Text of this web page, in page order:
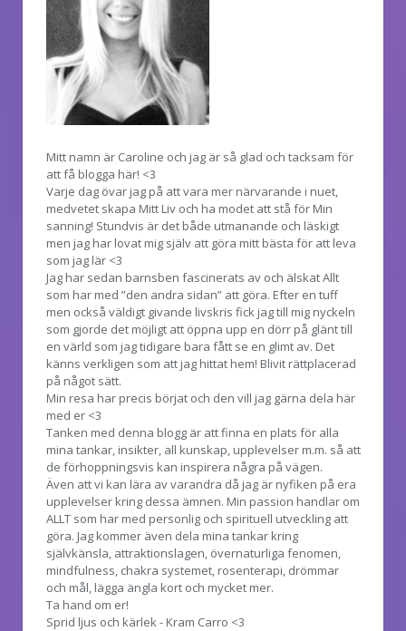
Mitt namn är Caroline och jag är så glad och tacksam för
att få blogga här! <3
Varje dag övar jag på att vara mer närvarande i nuet,
medvetet skapa Mitt Liv och ha modet att stå för Min
sanning! Stundvis är det både utmanande och läskigt
men jag har lovat mig själv att göra mitt bästa för att leva
som jag lär <3
Jag har sedan barnsben fascinerats av och älskat Allt
som har med ”den andra sidan” att göra. Efter en tuff
men också väldigt givande livskris fick jag till mig nyckeln
som gjorde det möjligt att öppna upp en dörr på glänt till
en värld som jag tidigare bara fått se en glimt av. Det
känns verkligen som att jag hittat hem! Blivit rättplacerad
på något sätt.
Min resa har precis börjat och den vill jag gärna dela här
med er <3
Tanken med denna blogg är att finna en plats för alla
mina tankar, insikter, all kunskap, upplevelser m.m. så att
de förhoppningsvis kan inspirera några på vägen.
Även att vi kan lära av varandra då jag är nyfiken på era
upplevelser kring dessa ämnen. Min passion handlar om
ALLT som har med personlig och spirituell utveckling att
göra. Jag kommer även dela mina tankar kring
självkänsla, attraktionslagen, övernaturliga fenomen,
mindfulness, chakra systemet, rosenterapi, drömmar
och mål, lägga ängla kort och mycket mer.
Ta hand om er!
Sprid ljus och kärlek - Kram Carro <3